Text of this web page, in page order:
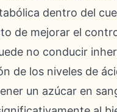
dentro del
de mejorar el
no conducir
de los niveles de
un azúcar en